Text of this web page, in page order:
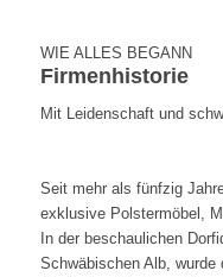
WIE ALLES BEGANN
Firmenhistorie
Mit Leidenschaft und
Seit mehr als fünfzig
exklusive Polstermöbel,
In der beschaulichen
Schwäbischen Alb, wurde